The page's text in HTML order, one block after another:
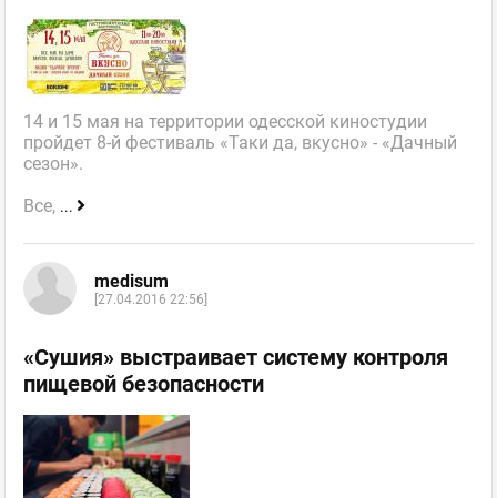
14 и 15 мая на территории одесской киностудии
пройдет 8-й фестиваль «Таки да, вкусно» - «Дачный
сезон».
Все, ...
medisum
[27.04.2016 22:56]
«Сушия» выстраивает систему контроля
пищевой безопасности